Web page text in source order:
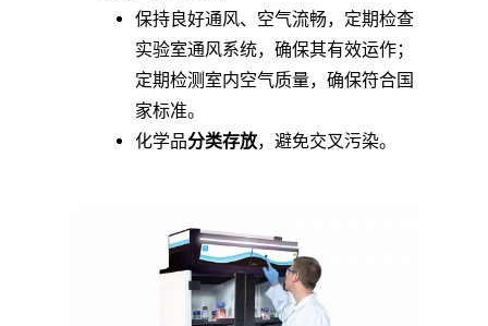
保持良好通风、空气流畅，定期检查
实验室通风系统，确保其有效运作；
定期检测室内空气质量，确保符合国
家标准。
化学品分类存放，避免交叉污染。